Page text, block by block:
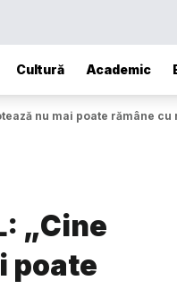
Cultură Academic
nu mai poate rămâne cu
„Cine
poate